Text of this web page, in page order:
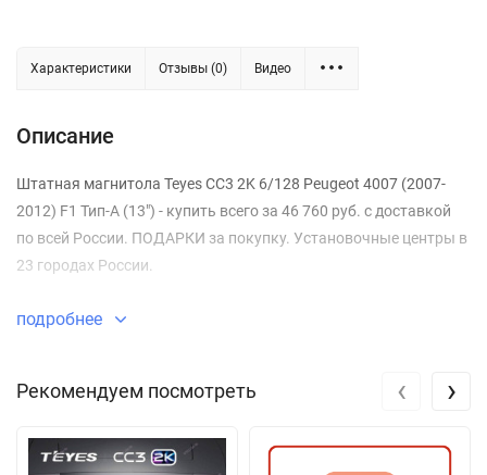
Характеристики Отзывы (0) Видео
Описание
Штатная магнитола Teyes CC3 2K 6/128 Peugeot 4007 (2007-
2012) F1 Тип-A (13") - купить всего за 46 760 руб. с доставкой
по всей России. ПОДАРКИ за покупку. Установочные центры в
23 городах России.
подробнее
Рекомендуем посмотреть ‹ ›